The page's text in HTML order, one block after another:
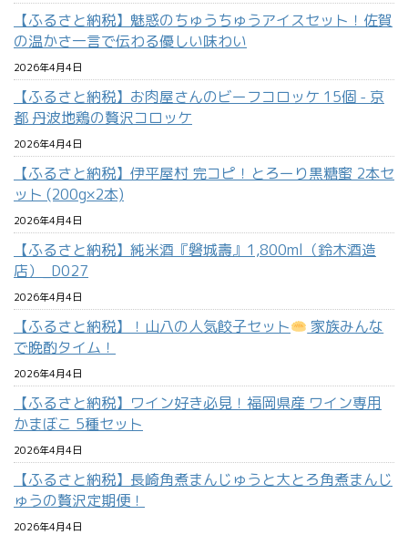
【ふるさと納税】魅惑のちゅうちゅうアイスセット！佐賀
の温かさ一言で伝わる優しい味わい
2026年4月4日
【ふるさと納税】お肉屋さんのビーフコロッケ 15個 - 京
都 丹波地鶏の贅沢コロッケ
2026年4月4日
【ふるさと納税】伊平屋村 完コピ！とろーり黒糖蜜 2本セ
ット (200g×2本)
2026年4月4日
【ふるさと納税】純米酒『磐城壽』1,800ml（鈴木酒造
店）_D027
2026年4月4日
【ふるさと納税】！山八の人気餃子セット
家族みんな
で晩酌タイム！
2026年4月4日
【ふるさと納税】ワイン好き必見！福岡県産 ワイン専用
かまぼこ 5種セット
2026年4月4日
【ふるさと納税】長崎角煮まんじゅうと大とろ角煮まんじ
ゅうの贅沢定期便！
2026年4月4日